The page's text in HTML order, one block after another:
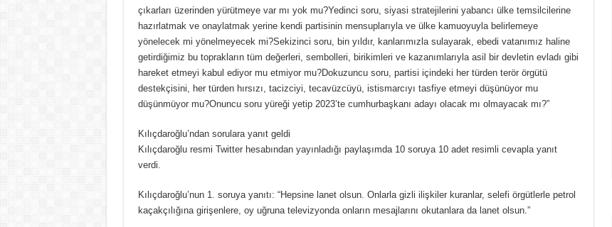
çıkarları üzerinden yürütmeye var mı yok mu?Yedinci soru, siyasi stratejilerini yabancı ülke temsilcilerine
hazırlatmak ve onaylatmak yerine kendi partisinin mensuplarıyla ve ülke kamuoyuyla belirlemeye
yönelecek mi yönelmeyecek mi?Sekizinci soru, bin yıldır, kanlarımızla sulayarak, ebedi vatanımız haline
getirdiğimiz bu toprakların tüm değerleri, sembolleri, birikimleri ve kazanımlarıyla asil bir devletin evladı gibi
hareket etmeyi kabul ediyor mu etmiyor mu?Dokuzuncu soru, partisi içindeki her türden terör örgütü
destekçisini, her türden hırsızı, tacizciyi, tecavüzcüyü, istismarcıyı tasfiye etmeyi düşünüyor mu
düşünmüyor mu?Onuncu soru yüreği yetip 2023’te cumhurbaşkanı adayı olacak mı olmayacak mı?”
Kılıçdaroğlu’ndan sorulara yanıt geldi
Kılıçdaroğlu resmi Twitter hesabından yayınladığı paylaşımda 10 soruya 10 adet resimli cevapla yanıt
verdi.
Kılıçdaroğlu’nun 1. soruya yanıtı: “Hepsine lanet olsun. Onlarla gizli ilişkiler kuranlar, selefi örgütlerle petrol
kaçakçılığına girişenlere, oy uğruna televizyonda onların mesajlarını okutanlara da lanet olsun.”